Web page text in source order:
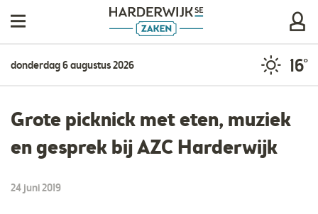
donderdag 6 augustus 2026 16°
Grote picknick met eten, muziek
en gesprek bij AZC Harderwijk
24 juni 2019